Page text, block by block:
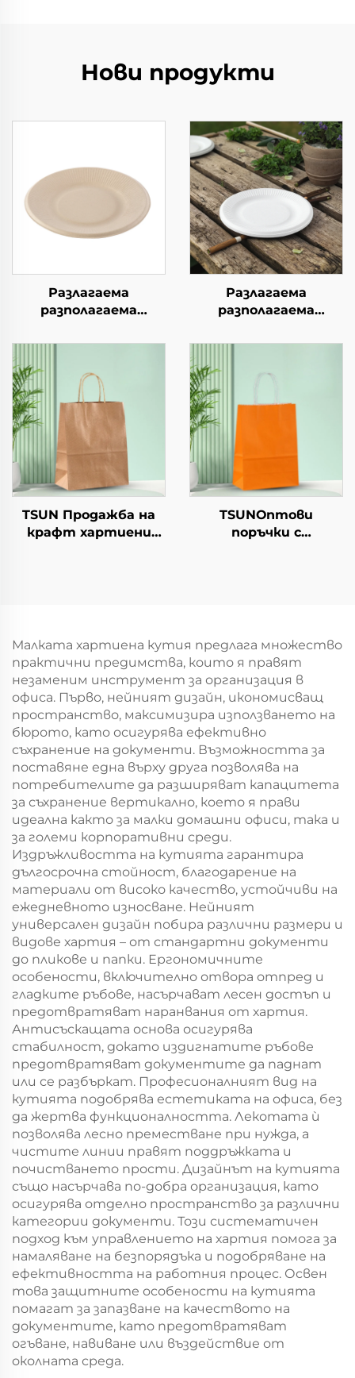
Нови продукти
Разлагаема
разполагаема
салата, чашки за
закуски, суши, пица,
хляб, сладоледи,
шоколад, бургери - за
кейтеринг и
занаяти
Разлагаема
разполагаема
салата, чашки за
закуски, суши, пица,
хляб, сладоледи,
шоколад, бургери - за
кейтеринг и
занаяти
TSUN Продажба на
крафт хартиени
TSUNОптови
поръчки с
за екранна печат за
Нова година/
Кристемас,
пластмасова
упаковка за
хранителни
продукти и
занаятчии
Малката хартиена кутия предлага множество
практични предимства, които я правят
незаменим инструмент за организация в
офиса. Първо, нейният дизайн, икономисващ
пространство, максимизира използването на
бюрото, като осигурява ефективно
съхранение на документи. Възможността за
поставяне една върху друга позволява на
потребителите да разширяват капацитета
за съхранение вертикално, което я прави
идеална както за малки домашни офиси, така и
за големи корпоративни среди.
Издръжливостта на кутията гарантира
дългосрочна стойност, благодарение на
материали от високо качество, устойчиви на
ежедневното износване. Нейният
универсален дизайн побира различни размери и
видове хартия – от стандартни документи
до пликове и папки. Ергономичните
особености, включително отвора отпред и
гладките ръбове, насърчават лесен достъп и
предотвратяват наранвания от хартия.
Антисъскащата основа осигурява
стабилност, докато издигнатите ръбове
предотвратяват документите да паднат
или се разбъркат. Професионалният вид на
кутията подобрява естетиката на офиса, без
да жертва функционалността. Лекотата ѝ
позволява лесно преместване при нужда, а
чистите линии правят поддръжката и
почистването прости. Дизайнът на кутията
също насърчава по-добра организация, като
осигурява отделно пространство за различни
категории документи. Този систематичен
подход към управлението на хартия помога за
намаляване на безпорядъка и подобряване на
ефективността на работния процес. Освен
това защитните особености на кутията
помагат за запазване на качеството на
документите, като предотвратяват
огъване, навиване или въздействие от
околната среда.